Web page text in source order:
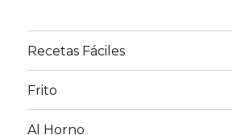
Recetas Fáciles
Frito
Al Horno